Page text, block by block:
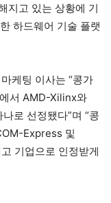
지고 있는 상황에 기
하드웨어 기술 플랫
케팅 이사는 “콩가
에서 AMD-Xilinx와
로 선정됐다”며 “콩
Express 및
기업으로 인정받게